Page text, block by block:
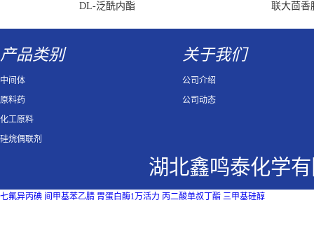
DL-泛酰内酯 联大茴香
产品类别
中间体
原料药
化工原料
硅烷偶联剂
关于我们
公司介绍
公司动态
湖北鑫鸣泰化学
七氟异丙碘 间甲基苯乙腈 胃蛋白酶1万活力 丙二酸单叔丁酯 三甲基硅醇